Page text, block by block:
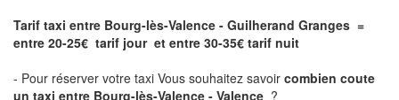
Tarif taxi entre Bourg-lès-Valence - Guilherand Granges =
entre 20-25€ tarif jour et entre 30-35€ tarif nuit
- Pour réserver votre taxi Vous souhaitez savoir combien coute
un taxi entre Bourg-lès-Valence - Valence ?